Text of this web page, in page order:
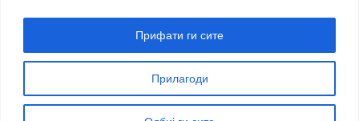
Прилагоди
Прифати ги сите
© 2018 - 2026 ОТВ